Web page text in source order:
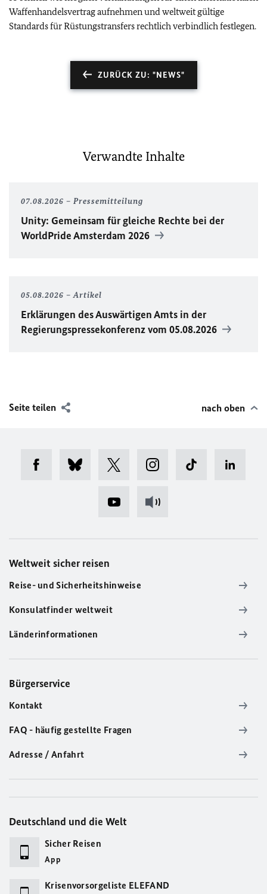
Waffenhandelsvertrag aufnehmen und weltweit gültige
Standards für Rüstungstransfers rechtlich verbindlich festlegen.
ZURÜCK ZU: "NEWS"
Verwandte Inhalte
07.08.2026 Pressemitteilung
Unity: Gemeinsam für gleiche Rechte bei der
WorldPrideAmsterdam 2026
05.08.2026 Artikel
Erklärungen des Auswärtigen Amts in der
Regierungspressekonferenz vom 05.08.2026
Seite teilen nach oben
Weltweit sicher reisen
Reise- und Sicherheitshinweise
Konsulatfinder weltweit
Länderinformationen
Bürgerservice
Kontakt
FAQ - häufig gestellte Fragen
Adresse / Anfahrt
Deutschland und die Welt
Sicher Reisen
App
Krisenvorsorgeliste ELEFAND